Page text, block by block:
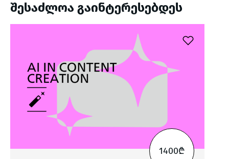
შესაძლოა გაინტერესებდეს
1400₾